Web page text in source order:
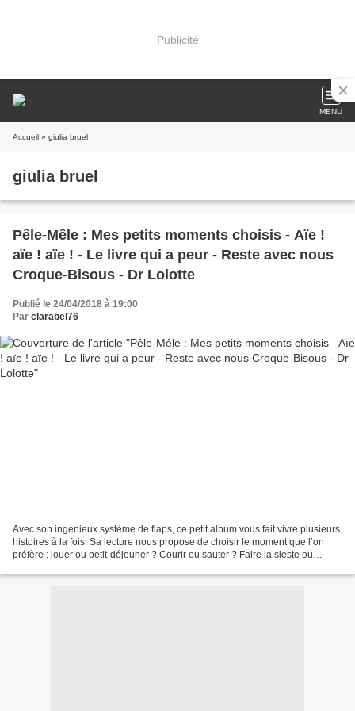
Publicité
MENU
Accueil » giulia bruel
giulia bruel
Pêle-Mêle : Mes petits moments choisis - Aïe !
aïe ! aïe ! - Le livre qui a peur - Reste avec nous
Croque-Bisous - Dr Lolotte
Publié le 24/04/2018 à 19:00
Par clarabel76
Avec son ingénieux système de flaps, ce petit album vous fait vivre plusieurs
histoires à la fois. Sa lecture nous propose de choisir le moment que l’on
préfère : jouer ou petit-déjeuner ? Courir ou sauter ? Faire la sieste ou